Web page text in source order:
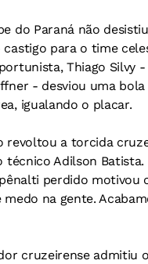
do Paraná não
castigo para o time
Thiago Silvy
- desviou uma
igualando o placar.
revoltou a torcida
técnico Adilson Batista.
perdido motivou
medo na gente.
cruzeirense admitiu